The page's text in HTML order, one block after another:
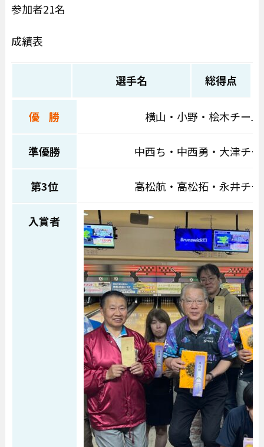
参加者21名
成績表
選手名 総得点
優 勝 横山・小野・桧木チーム
準優勝 中西ち・中西勇・大津チー
第3位 高松航・高松拓・永井チー
入賞者